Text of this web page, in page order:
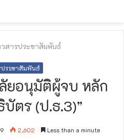
สารประชาสัมพันธ์
ประชาสัมพันธ์
ยอนุมัติผู้จบ หลัก
ตร (ป.ธ.3)”
2,602 Less than a minute